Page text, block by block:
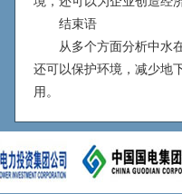
结束语
从多个方面分析中水
还可以保护环境，减少地
用。